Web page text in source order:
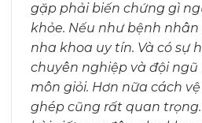
gặp phải biến chứng gì
khỏe. Nếu như bệnh
nha khoa uy tín. Và có sự
chuyên nghiệp và đội ngũ
môn giỏi. Hơn nữa cách
ghép cũng rất quan